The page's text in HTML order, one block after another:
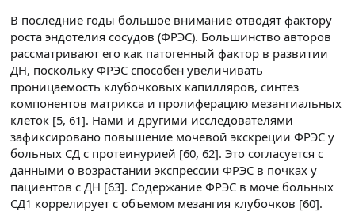
В последние годы большое внимание отводят фактору
роста эндотелия сосудов (ФРЭС). Большинство авторов
рассматривают его как патогенный фактор в развитии
ДН, поскольку ФРЭС способен увеличивать
проницаемость клубочковых капилляров, синтез
компонентов матрикса и пролиферацию мезангиальных
клеток [5, 61]. Нами и другими исследователями
зафиксировано повышение мочевой экскреции ФРЭС у
больных СД с протеинурией [60, 62]. Это согласуется с
данными о возрастании экспрессии ФРЭС в почках у
пациентов с ДН [63]. Содержание ФРЭС в моче больных
СД1 коррелирует с объемом мезангия клубочков [60].